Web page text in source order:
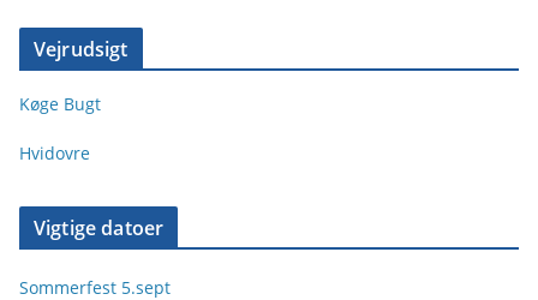
Vejrudsigt
Køge Bugt
Hvidovre
Vigtige datoer
Sommerfest 5.sept